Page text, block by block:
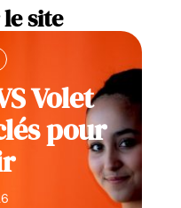
site
Volet
pour